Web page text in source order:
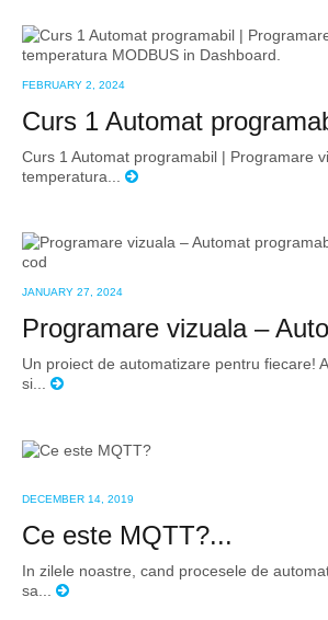
FEBRUARY 2, 2024
Curs 1 Automat
Curs 1 Automat programabil | Programare
temperatura...
JANUARY 27, 2024
Programare vizuala –
Un proiect de automatizare pentru fiecare!
si...
DECEMBER 14, 2019
Ce este MQTT?...
In zilele noastre, cand procesele de
sa...